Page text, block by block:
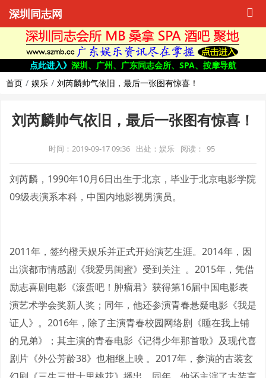
深圳同志网
点此进入》 深圳、广州、广东同志会所、SPA、按摩导航
首页
娱乐 刘芮麟帅气依旧，最后一张图有惊喜！
刘芮麟帅气依旧，最后一张图有惊喜！
时间：2019-09-17 09:36 出处：娱乐 阅读： 95
刘芮麟，1990年10月6日出生于北京，毕业于北京电影学院
09级表演系本科，中国内地影视男演员。
2011年，签约橙天娱乐并正式开始演艺生涯。2014年，因
出演都市情感剧《我爱男闺蜜》受到关注 。2015年，凭借
励志喜剧电影《滚蛋吧！肿瘤君》获得第16届中国电影表
演艺术学会奖新人奖；同年，他还参演青春悬疑电影《我是
证人》。2016年，除了主演青春校园网络剧《睡在我上铺
的兄弟》；其主演的青春电影《记得少年那首歌》及现代喜
剧片《外公芳龄38》也相继上映 。2017年，参演的古装玄